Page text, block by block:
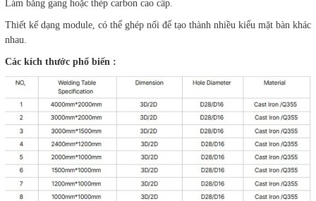
Làm bằng gang hoặc thép carbon cao cấp.
Thiết kế dạng module, có thể ghép nối để tạo thành nhiều kiểu mặt bàn khác
nhau.
Các kích thước phổ biến :